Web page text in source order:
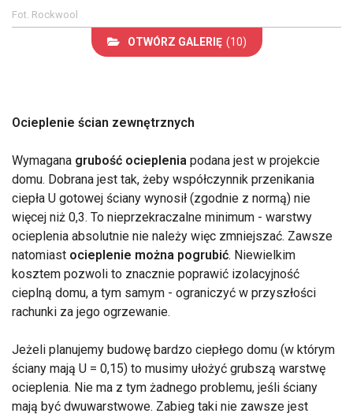
Fot. Rockwool
OTWÓRZ GALERIĘ (10)
Ocieplenie ścian zewnętrznych
Wymagana grubość ocieplenia podana jest w projekcie
domu. Dobrana jest tak, żeby współczynnik przenikania
ciepła U gotowej ściany wynosił (zgodnie z normą) nie
więcej niż 0,3. To nieprzekraczalne minimum - warstwy
ocieplenia absolutnie nie należy więc zmniejszać. Zawsze
natomiast ocieplenie można pogrubić. Niewielkim
kosztem pozwoli to znacznie poprawić izolacyjność
cieplną domu, a tym samym - ograniczyć w przyszłości
rachunki za jego ogrzewanie.
Jeżeli planujemy budowę bardzo ciepłego domu (w którym
ściany mają U = 0,15) to musimy ułożyć grubszą warstwę
ocieplenia. Nie ma z tym żadnego problemu, jeśli ściany
mają być dwuwarstwowe. Zabieg taki nie zawsze jest